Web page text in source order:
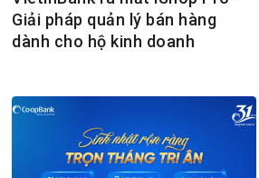
Giải pháp quản lý bán hàng
dành cho hộ kinh doanh